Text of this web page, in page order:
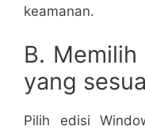
keamanan.
B. Memilih
yang
Pilih edisi